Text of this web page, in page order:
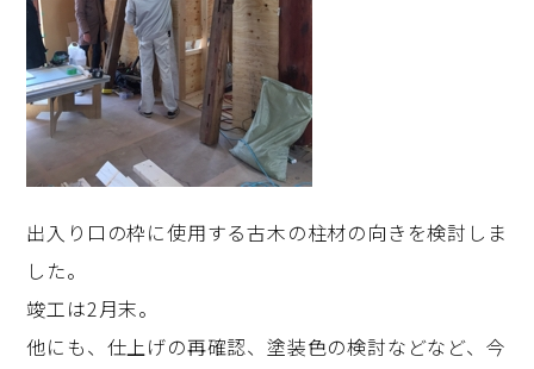
出入り口の枠に使用する古木の柱材の向きを検討しま
した。
竣工は2月末。
他にも、仕上げの再確認、塗装色の検討などなど、今